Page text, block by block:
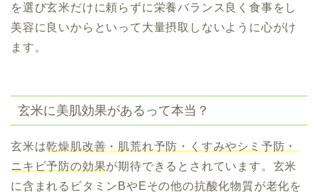
を選び玄米だけに頼らずに栄養バランス良く食事をし
美容に良いからといって大量摂取しないように心がけ
ます。
玄米に美肌効果があるって本当？
玄米は乾燥肌改善・肌荒れ予防・くすみやシミ予防・
ニキビ予防の効果が期待できるとされています。玄米
に含まれる ビタミンBやEその他の抗酸化物質が老化を